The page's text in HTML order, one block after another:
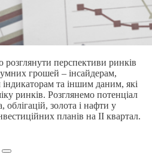
перспективи ринків
грошей – інсайдерам,
та іншим даним, які
ринків. Розглянемо потенціал
облігацій, золота і нафти у
планів на ІІ квартал.